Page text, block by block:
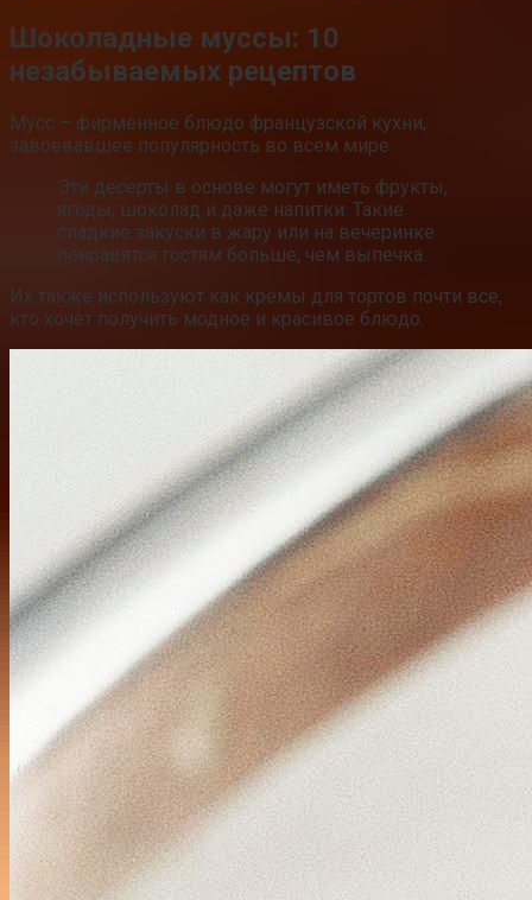
Шоколадные муссы: 10
незабываемых рецептов
Мусс – фирменное блюдо французской кухни,
завоевавшее популярность во всем мире.
Эти десерты в основе могут иметь фрукты,
ягоды, шоколад и даже напитки. Такие
сладкие закуски в жару или на вечеринке
понравятся гостям больше, чем выпечка.
Их также используют как кремы для тортов почти все,
кто хочет получить модное и красивое блюдо.